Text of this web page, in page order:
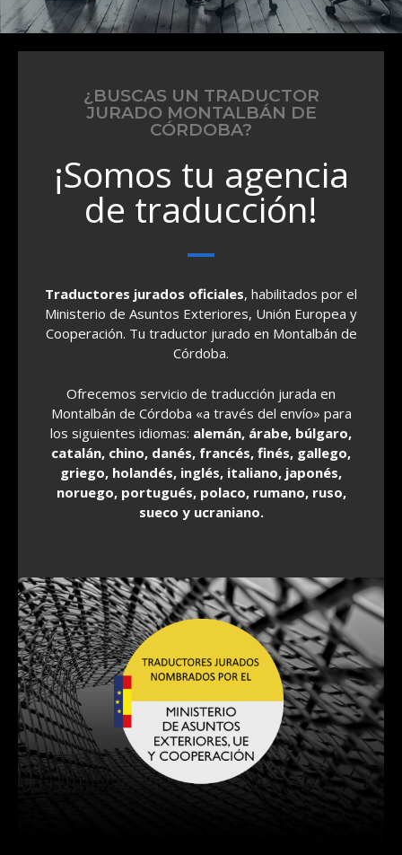
¿BUSCAS UN TRADUCTOR
JURADO MONTALBÁN DE
CÓRDOBA?
¡Somos tu agencia
de traducción!
Traductores jurados oficiales, habilitados por el
Ministerio de Asuntos Exteriores, Unión Europea y
Cooperación. Tu traductor jurado en Montalbán de
Córdoba.
Ofrecemos servicio de traducción jurada en
Montalbán de Córdoba «a través del envío» para
los siguientes idiomas: alemán, árabe, búlgaro,
catalán, chino, danés, francés, finés, gallego,
griego, holandés, inglés, italiano, japonés,
noruego, portugués, polaco, rumano, ruso,
sueco y ucraniano.